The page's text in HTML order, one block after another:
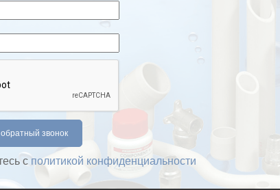
с политикой конфиденциальности